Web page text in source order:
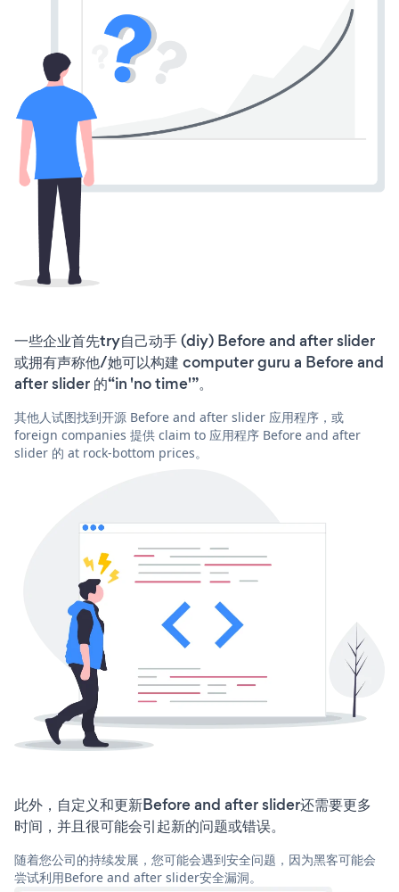
一些企业首先try自己动手 (diy) Before and after slider
或拥有声称他/她可以构建 computer guru a Before and
after slider 的“in 'no time'”。
其他人试图找到开源 Before and after slider 应用程序，或
foreign companies 提供 claim to 应用程序 Before and after
slider 的 at rock-bottom prices。
此外，自定义和更新Before and after slider还需要更多
时间，并且很可能会引起新的问题或错误。
随着您公司的持续发展，您可能会遇到安全问题，因为黑客可能会
尝试利用Before and after slider安全漏洞。